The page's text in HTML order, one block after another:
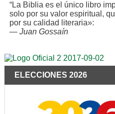
“La Biblia es el único libro
solo por su valor espiritual,
por su calidad literaria»:
— Juan Gossaín
ELECCIONES 2026